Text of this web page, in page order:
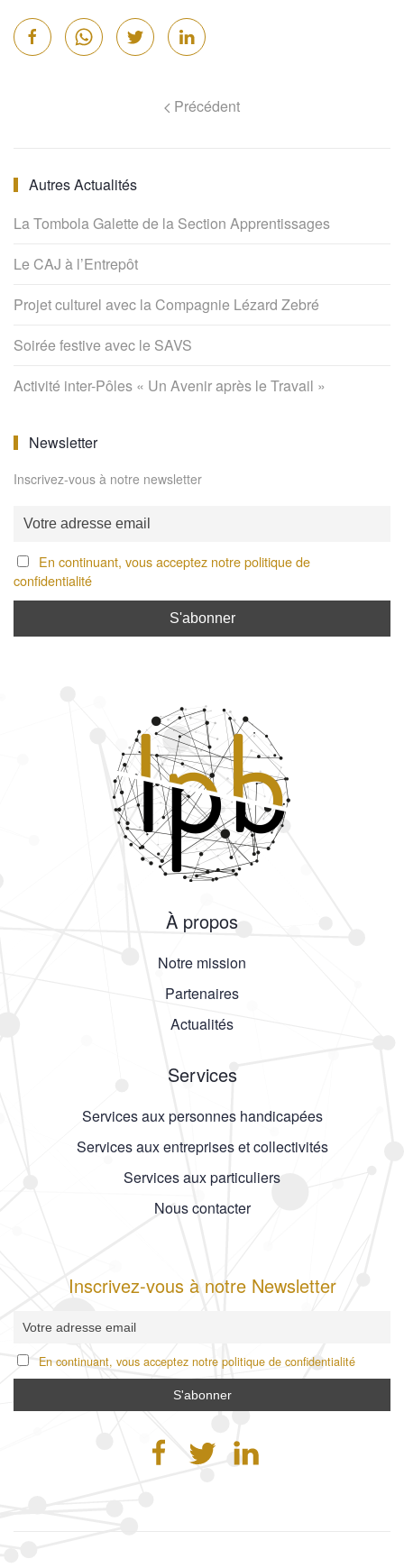
Précédent
Autres Actualités
La Tombola Galette de la Section Apprentissages
Le CAJ à l’Entrepôt
Projet culturel avec la Compagnie Lézard Zebré
Soirée festive avec le SAVS
Activité inter-Pôles « Un Avenir après le Travail »
Newsletter
Inscrivez-vous à notre newsletter
En continuant, vous acceptez notre politique de
confidentialité
À propos
Notre mission
Partenaires
Actualités
Services
Services aux personnes handicapées
Services aux entreprises et collectivités
Services aux particuliers
Nous contacter
Inscrivez-vous à notre Newsletter
En continuant, vous acceptez notre politique de confidentialité